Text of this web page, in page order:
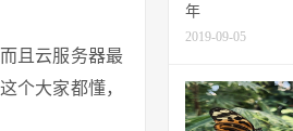
且云服务器最
个大家都懂，
年
2019-09-05